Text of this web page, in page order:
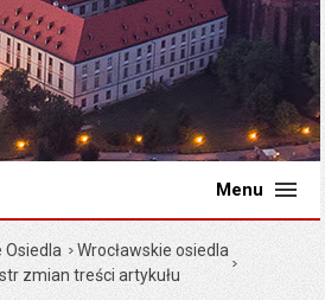
Menu
Osiedla
Wrocławskie osiedla
zmian treści artykułu